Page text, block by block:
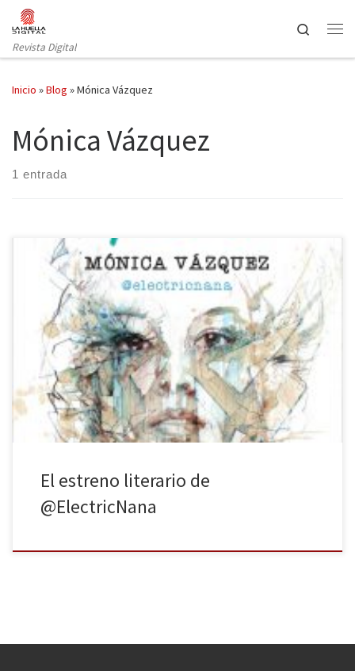
Saltar al contenido
Revista Digital
Search
Inicio »Blog »Mónica Vázquez
Mónica Vázquez
1 entrada
Mónica Vázquez, de la mano de Suma de letras, nos presenta su
primera novela El arte de romperlo todo, con la que da el
pistoletazo de salida a un nuevo capítulo de su vida. Este libro, en
palabras de la autora, es una “histriónica historia de amor y
desamor sobre la música […]
El estreno literario de
@ElectricNana